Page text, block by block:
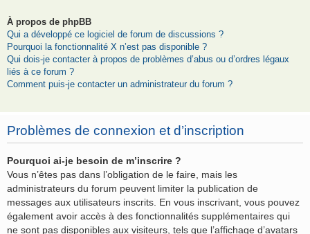
À propos de phpBB
Qui a développé ce logiciel de forum de discussions ?
Pourquoi la fonctionnalité X n’est pas disponible ?
Qui dois-je contacter à propos de problèmes d’abus ou d’ordres légaux
liés à ce forum ?
Comment puis-je contacter un administrateur du forum ?
Problèmes de connexion et d’inscription
Pourquoi ai-je besoin de m’inscrire ?
Vous n’êtes pas dans l’obligation de le faire, mais les
administrateurs du forum peuvent limiter la publication de
messages aux utilisateurs inscrits. En vous inscrivant, vous pouvez
également avoir accès à des fonctionnalités supplémentaires qui
ne sont pas disponibles aux visiteurs, tels que l’affichage d’avatars